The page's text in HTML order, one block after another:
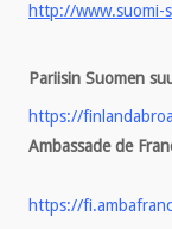
http://www.suomi-
Pariisin Suomen
https://
Ambassade de
https://